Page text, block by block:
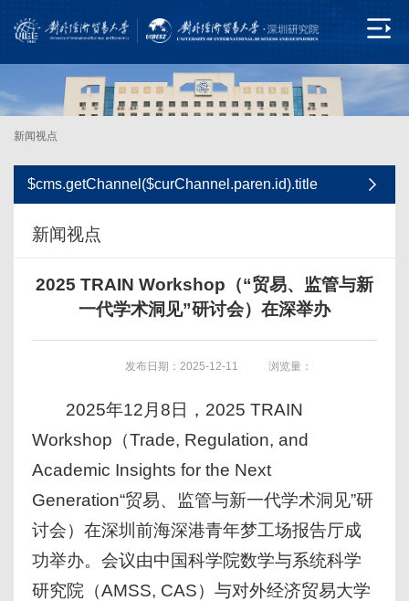
新闻视点
$cms.getChannel($curChannel.paren.id).title
新闻视点
2025 TRAIN Workshop（“贸易、监管与新
一代学术洞见”研讨会）在深举办
发布日期：2025-12-11 浏览量：
2025年12月8日，2025 TRAIN
Workshop（Trade, Regulation, and
Academic Insights for the Next
Generation“贸易、监管与新一代学术洞见”研
讨会）在深圳前海深港青年梦工场报告厅成
功举办。会议由中国科学院数学与系统科学
研究院（AMSS, CAS）与对外经济贸易大学